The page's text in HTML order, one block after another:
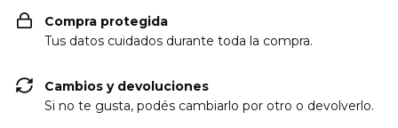
Compra protegida
Tus datos cuidados durante toda la compra.
Cambios y devoluciones
Si no te gusta, podés cambiarlo por otro o devolverlo.